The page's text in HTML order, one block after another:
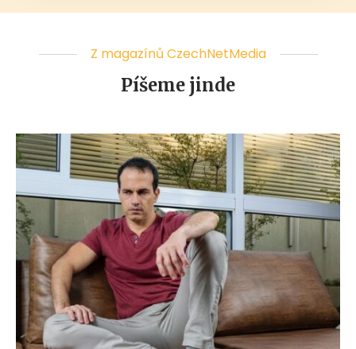
Z magazínů CzechNetMedia
Píšeme jinde